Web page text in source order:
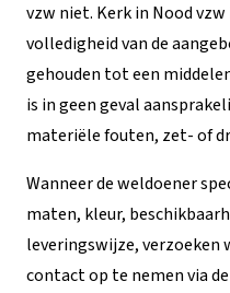
vzw niet. Kerk in Nood
volledigheid van de
gehouden tot een
is in geen geval
materiële fouten, zet- of
Wanneer de weldoener
maten, kleur,
leveringswijze, verzoeken
contact op te nemen via